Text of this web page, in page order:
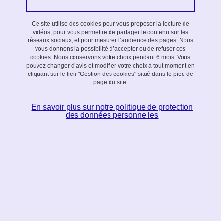
Appel 2015,Thèse co-encadrée
Co-encadrants
Denis Tristram (LIG)
Ce site utilise des cookies pour vous proposer la lecture de
vidéos, pour vous permettre de partager le contenu sur les
réseaux sociaux, et pour mesurer l’audience des pages. Nous
vous donnons la possibilité d’accepter ou de refuser ces
cookies. Nous conservons votre choix pendant 6 mois. Vous
pouvez changer d’avis et modifier votre choix à tout moment en
cliquant sur le lien "Gestion des cookies" situé dans le pied de
page du site.
En savoir plus sur notre politique de protection
des données personnelles